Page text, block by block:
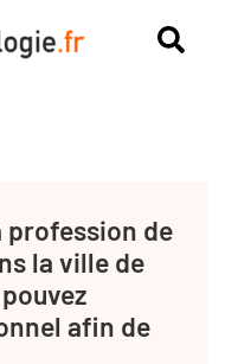
profession de
la ville de
afin de